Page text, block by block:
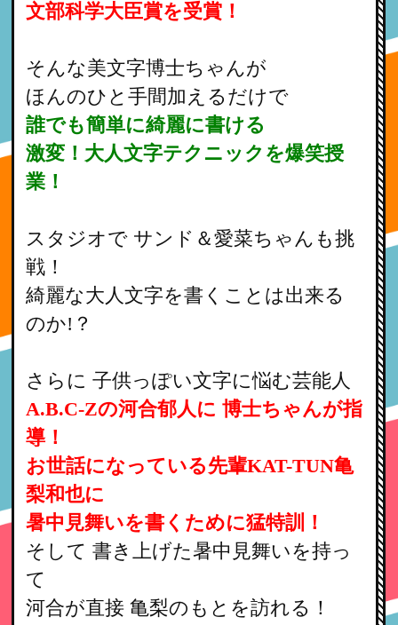
文部科学大臣賞を受賞！
そんな美文字博士ちゃんが
ほんのひと手間加えるだけで
誰でも簡単に綺麗に書ける
激変！大人文字テクニックを爆笑授
業！
スタジオで サンド＆愛菜ちゃんも挑
戦！
綺麗な大人文字を書くことは出来る
のか!？
さらに 子供っぽい文字に悩む芸能人
A.B.C-Zの河合郁人に 博士ちゃんが指
導！
お世話になっている先輩KAT-TUN亀
梨和也に
暑中見舞いを書くために猛特訓！
そして 書き上げた暑中見舞いを持っ
て
河合が直接 亀梨のもとを訪れる！